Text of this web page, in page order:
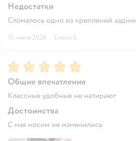
Недостатки
Сломалось одно из креплений
10 июля 2026 · Елена Б.
Рейтинг:5
Общие впечатления
Классные удобные не натирают
Достоинства
С мая носим не изменились